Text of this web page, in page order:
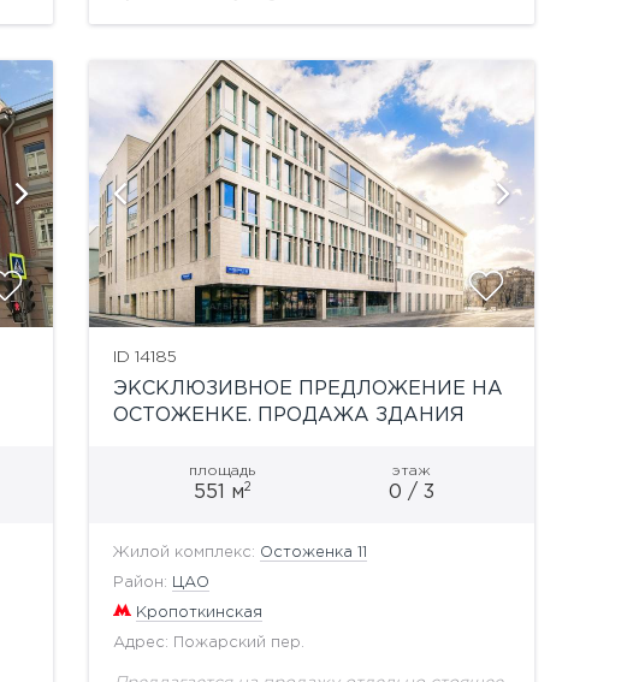
ID 14185
ЭКСКЛЮЗИВНОЕ ПРЕДЛОЖЕНИЕ НА
ОСТОЖЕНКЕ. ПРОДАЖА ЗДАНИЯ
площадь
551 м2
этаж
0 / 3
Жилой комплекс: Остоженка 11
Район: ЦАО
Кропоткинская
Адрес: Пожарский пер.